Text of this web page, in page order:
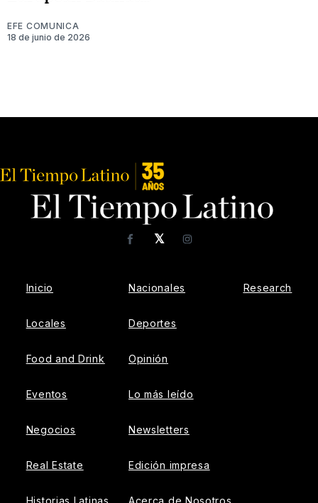
EFE COMUNICA
18 de junio de 2026
𝕏
FacebookInstagram
Inicio
Locales
Food and Drink
Eventos
Negocios
Real Estate
Historias Latinas
Nacionales
Deportes
Opinión
Lo más leído
Newsletters
Edición impresa
Acerca de Nosotros
Research